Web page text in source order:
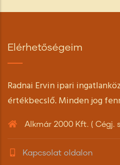
Elérhetőségeim
Radnai Ervin ipari
értékbecslő. Minden jog
Alkmár 2000 Kft. ( Cégj.
Kapcsolat oldalon